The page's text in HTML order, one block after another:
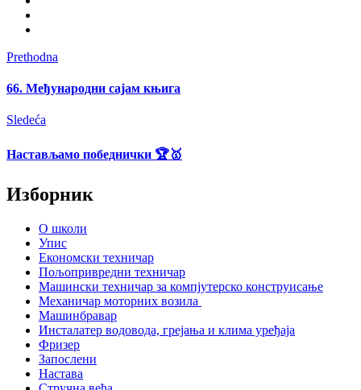
Prethodna
66. Међународни сајам књига
Sledeća
Настављамо победнички 🏆🥇
Изборник
О школи
Упис
Економски техничар
Пољопривредни техничар
Машински техничар за компјутерско конструисање
Механичар моторних возила
Машинбравар
Инсталатер водовода, грејања и клима уређаја
Фризер
Запослени
Настава